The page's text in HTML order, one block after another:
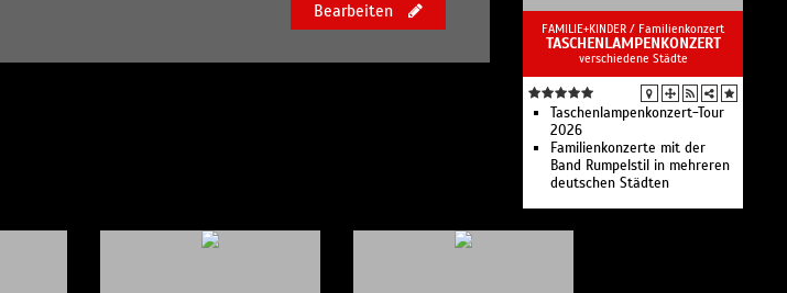
Bearbeiten
FAMILIE+KINDER / Familienkonzert
TASCHENLAMPENKONZERT
verschiedene Städte
Taschenlampenkonzert-Tour
2026
Familienkonzerte mit der
Band Rumpelstil in mehreren
deutschen Städten